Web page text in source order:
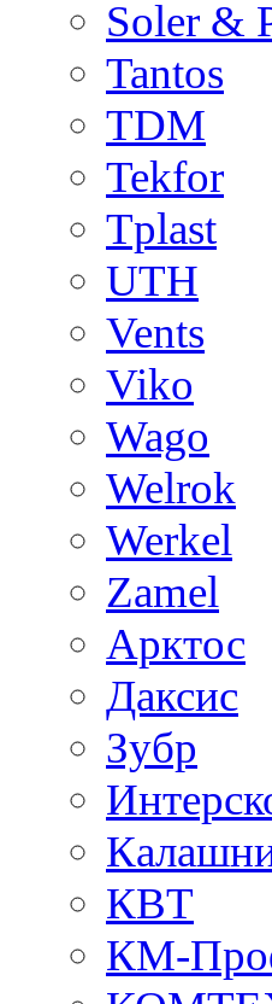
Soler &
Tantos
TDM
Tekfor
Tplast
UTH
Vents
Viko
Wago
Welrok
Werkel
Zamel
Арктос
Даксис
Зубр
КВТ
КМ-